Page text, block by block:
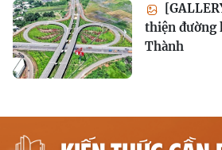
thiện đường
Thành